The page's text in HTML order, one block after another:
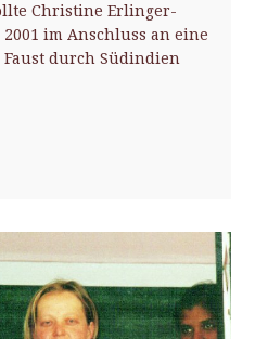
Christine Erlinger-
im Anschluss an eine
durch Südindien